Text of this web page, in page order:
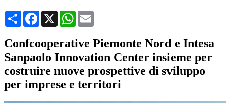
CondividiFacebook
X WhatsApp
Confcooperative Piemonte Nord e Intesa
Sanpaolo Innovation Center insieme per
costruire nuove prospettive di sviluppo
per imprese e territori